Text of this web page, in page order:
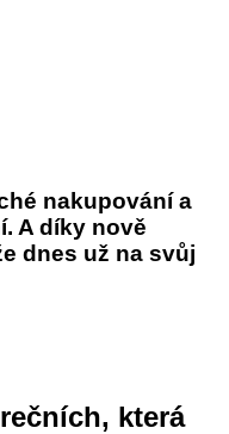
nakupování a
A díky nově
dnes už na svůj
která